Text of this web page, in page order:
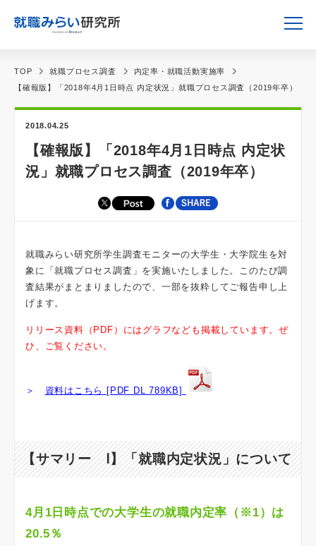
TOP 就職プロセス調査
内定率・就職活動実施率
【確報版】「2018年4月1日時点 内定状況」就職プロセス調査（2019年卒）
2018.04.25
【確報版】「2018年4月1日時点 内定状
況」就職プロセス調査（2019年卒）
就職みらい研究所学生調査モニターの大学生・大学院生を対
象に「就職プロセス調査」を実施いたしました。このたび調
査結果がまとまりましたので、一部を抜粋してご報告申し上
げます。
リリース資料（PDF）にはグラフなども掲載しています。ぜ
ひ、ご覧ください。
＞ 資料はこちら [PDF DL 789KB]
【サマリー Ⅰ】「就職内定状況」について
4月1日時点での大学生の就職内定率（※1）は
20.5％